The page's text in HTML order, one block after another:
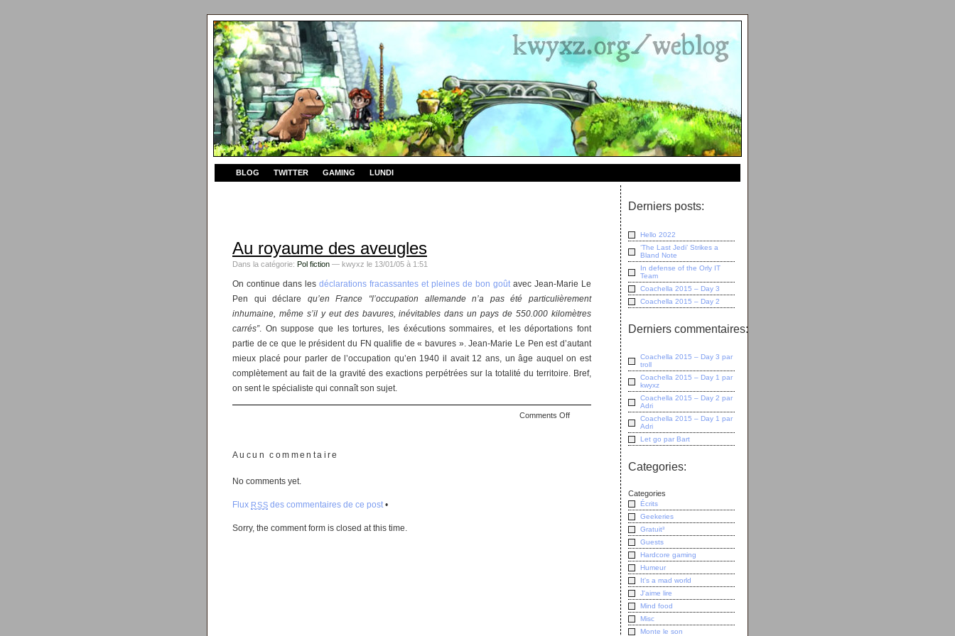
BLOG TWITTER GAMING LUNDI
Au royaume des aveugles
Dans la catégorie: Pol fiction — kwyxz le 13/01/05 à 1:51
On continue dans les déclarations fracassantes et pleines de bon goûtavec Jean-Marie Le
Pen qui déclare qu’en France “l’occupation allemande n’a pas été particulièrement
inhumaine, même s’il y eut des bavures, inévitables dans un pays de 550.000 kilomètres
carrés”. On suppose que les tortures, les éxécutions sommaires, et les déportations font
partie de ce que le président du FN qualifie de « bavures ». Jean-Marie Le Pen est d’autant
mieux placé pour parler de l’occupation qu’en 1940 il avait 12 ans, un âge auquel on est
complètement au fait de la gravité des exactions perpétrées sur la totalité du territoire. Bref,
on sent le spécialiste qui connaît son sujet.
Comments Offon
Aucun commentaire
No comments yet.
Flux RSS des commentaires de ce post•
Sorry, the comment form is closed at this time.
Derniers posts:
Hello 2022
‘The Last Jedi’ Strikes a
Bland Note
In defense of the Orly IT
Team
Coachella 2015 – Day 3
Coachella 2015 – Day 2
Derniers commentaires:
Coachella 2015 – Day 3 par
troll
Coachella 2015 – Day 1 par
kwyxz
Coachella 2015 – Day 2 par
Adri
Coachella 2015 – Day 1 par
Adri
Let go par Bart
Categories:
Categories
Écrits
Geekeries
Gratuit³
Guests
Hardcore gaming
Humeur
It's a mad world
J'aime lire
Mind food
Misc
Monte le son